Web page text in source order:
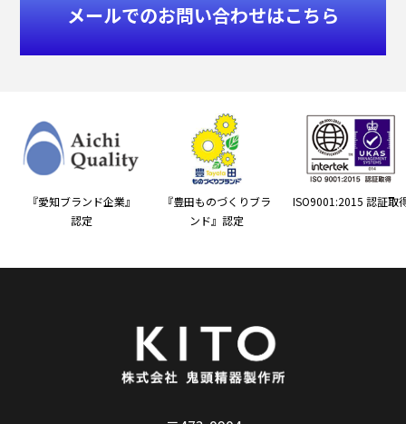
メールでのお問い合わせはこちら
『愛知ブランド企業』
認定
『豊田ものづくりブラ
ンド』認定
ISO9001:2015 認証取